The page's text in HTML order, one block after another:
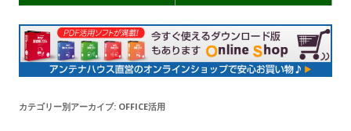
カテゴリー別アーカイブ: OFFICE活用